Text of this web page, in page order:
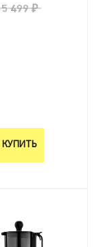
5 499 ₽
КУПИТЬ